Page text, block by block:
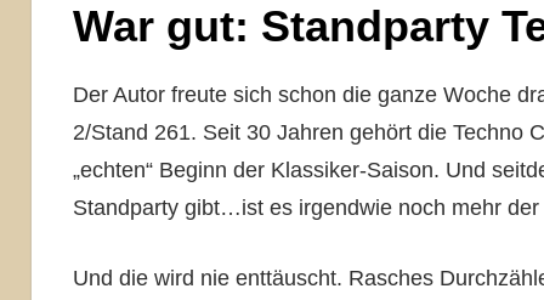
War gut: Standparty
Der Autor freute sich schon die ganze Woche
2/Stand 261. Seit 30 Jahren gehört die Techno
„echten“ Beginn der Klassiker-Saison. Und
Standparty gibt…ist es irgendwie noch mehr der
Und die wird nie enttäuscht. Rasches